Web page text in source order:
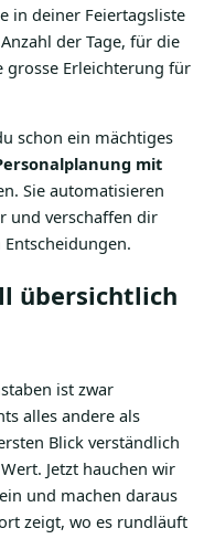
in deiner Feiertagsliste
der Tage, für die
grosse Erleichterung für
schon ein mächtiges
mit
Sie automatisieren
und verschaffen dir
übersichtlich
ist zwar
alles andere als
Blick verständlich
Jetzt hauchen wir
und machen daraus
zeigt, wo es rundläuft